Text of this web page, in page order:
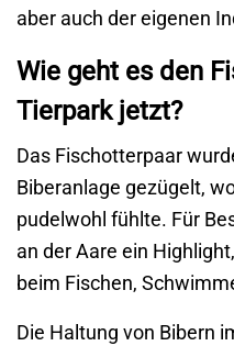
aber auch der eigenen
Wie geht es den
Tierpark jetzt?
Das Fischotterpaar
Biberanlage gezügelt,
pudelwohl fühlte. Für
an der Aare ein
beim Fischen,
Die Haltung von Bibern